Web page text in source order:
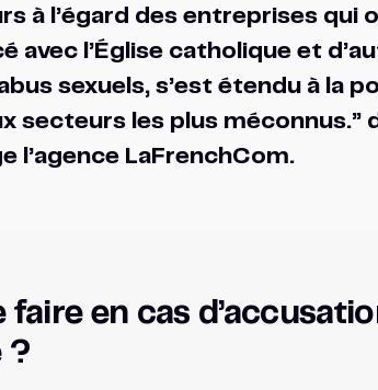
à l’égard des entreprises qui
avec l’Église catholique et
sexuels, s’est étendu à la
secteurs les plus méconnus.”
l’agence LaFrenchCom.
en cas
?